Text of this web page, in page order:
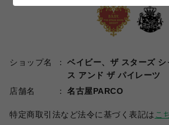
ショップ名
ベイビー、ザ スターズ シ
ス アンド ザ パイレーツ
店舗名
名古屋PARCO
特定商取引法など法令に基づく表記は こ